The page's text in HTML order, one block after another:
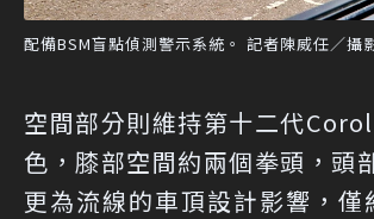
配備BSM盲點偵測警示系統。 記者陳威任／攝
空間部分則維持第十二代
色，膝部空間約兩個拳頭，頭
更為流線的車頂設計影響，僅